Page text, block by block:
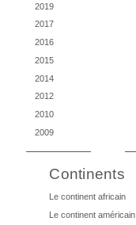
2019
2017
2016
2015
2014
2012
2010
2009
Continents
Le continent africain
Le continent américain